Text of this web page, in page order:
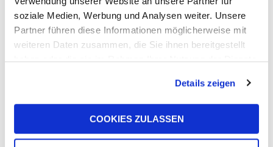
soziale Medien, Werbung und Analysen weiter. Unsere
Partner führen diese Informationen möglicherweise mit
weiteren Daten zusammen, die Sie ihnen bereitgestellt
haben oder die sie im Rahmen Ihrer Nutzung der Dienste
Details zeigen
COOKIES ZULASSEN
Die UFI-Gruppe veröffentlicht ihren